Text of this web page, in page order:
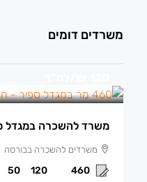
משרדים דומים
משרד להשכרה במגדל ספיר
משרדים להשכרה בבורסה
460
120
50